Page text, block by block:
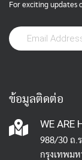
For exciting updates
ข้อมูลติดต่อ
WE ARE
988/30 ถ.
กรุงเทพมห